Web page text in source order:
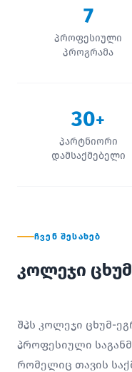
7
პროფესიული
პროგრამა
30+
პარტნიორი
დამსაქმებელი
ᲩᲕᲔᲜ ᲨᲔᲡᲐᲮᲔᲑ
კოლეჯი
შპს კოლეჯი ცხუმ-
პროფესიული
რომელიც თავის